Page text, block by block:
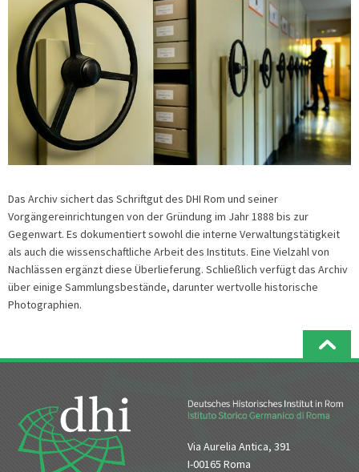
Das Archiv sichert das Schriftgut des DHI Rom und seiner
Vorgängereinrichtungen von der Gründung im Jahr 1888 bis zur
Gegenwart. Es dokumentiert sowohl die interne Verwaltungstätigkeit
als auch die wissenschaftliche Arbeit des Instituts. Eine Vielzahl von
Nachlässen ergänzt diese Überlieferung. Schließlich verfügt das Archiv
über einige Sammlungsbestände, darunter wertvolle historische
Photographien.
Via Aurelia Antica, 391
I-00165 Roma